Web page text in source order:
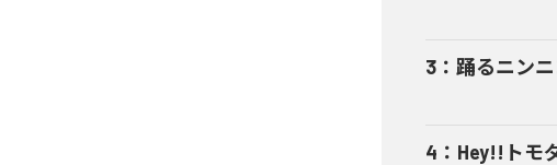
3 ： 踊るニン
4 ： Hey!!トモ